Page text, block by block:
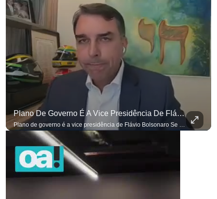
para não perder nenhuma atualização! Ouça O Antagonista nos principais
Plano De Governo É A Vice Presidência De Flávio Bolsonaro
Plano de governo é a vice presidência de Flávio Bolsonaro Se você busca informação com credibilidade, inscreva-se agora e ative o
para não perder nenhuma